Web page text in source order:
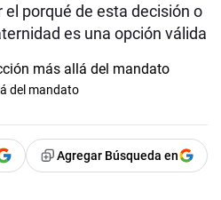
porqué de esta decisión o
es una opción válida
del mandato
Agregar Búsqueda en